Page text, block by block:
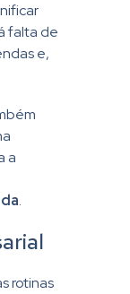
falta de
e,
a
.
rotinas